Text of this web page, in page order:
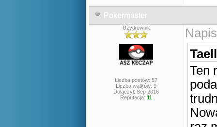
Pokermaster
Użytkownik
Liczba postów: 57
Liczba wątków: 9
Dołączył: Sep 2016
Reputacja: 11
Ten